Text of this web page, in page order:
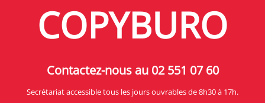
COPYBURO
Contactez-nous au 02 551 07 60
Secrétariat accessible tous les jours ouvrables de 8h30 à 17h.